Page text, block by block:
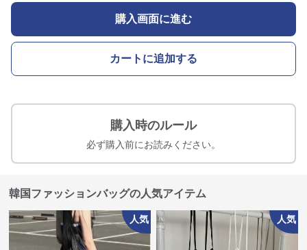
購入画面に進む
カートに追加する
購入時のルール
必ず購入前にお読みください。
韓国ファッションバッグの人気アイテム
人気 人気